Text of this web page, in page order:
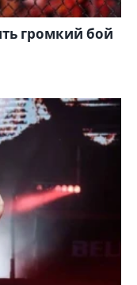
громкий бой